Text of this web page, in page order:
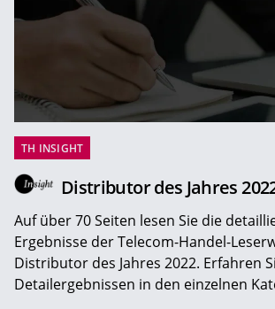
TH INSIGHT
Distributor des Jahres
Auf über 70 Seiten lesen Sie die
Ergebnisse der Telecom-Handel-
Distributor des Jahres 2022. Erfahren
Detailergebnissen in den einzelnen